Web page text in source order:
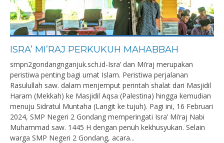
ISRA’ MI’RAJ PERKUKUH MAHABBAH
smpn2gondangnganjuk.sch.id-Isra’ dan Mi’raj merupakan
peristiwa penting bagi umat Islam. Peristiwa perjalanan
Rasulullah saw. dalam menjemput perintah shalat dari Masjidil
Haram (Mekkah) ke Masjidil Aqsa (Palestina) hingga kemudian
menuju Sidratul Muntaha (Langit ke tujuh). Pagi ini, 16 Februari
2024, SMP Negeri 2 Gondang memperingati Isra’ Mi’raj Nabi
Muhammad saw. 1445 H dengan penuh kekhusyukan. Selain
warga SMP Negeri 2 Gondang, acara...